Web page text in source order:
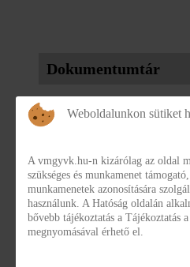
Dokumentumtár
KÖZÉRDEKŰ
TÖRVÉNYESSÉGE
3.1. ÉVES
3.2. KÖLTSÉGVETÉSI
Weboldalunkon sütiket
A vmgyvk.hu-n kizárólag az oldal
szükséges és munkamenet
munkamenetek azonosítására
használunk. A Hatóság oldalán
bővebb tájékoztatás a Tájékoztatás
megnyomásával érhető el.